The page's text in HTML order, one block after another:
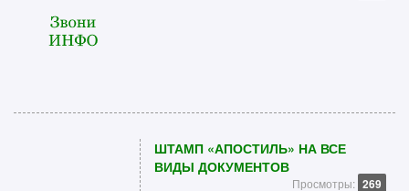
ШТАМП «АПОСТИЛЬ» НА ВСЕ
ВИДЫ ДОКУМЕНТОВ
Просмотры: 269